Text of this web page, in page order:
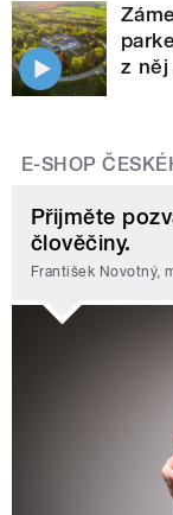
z něj
E-SHOP
Přijměte
člověčiny.
František Novotný,